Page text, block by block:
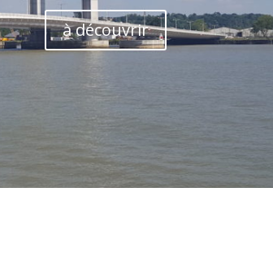
à découvrir